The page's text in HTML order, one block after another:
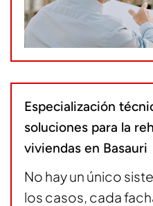
Especialización
soluciones para la
viviendas en Basauri
No hay un único
los casos, cada